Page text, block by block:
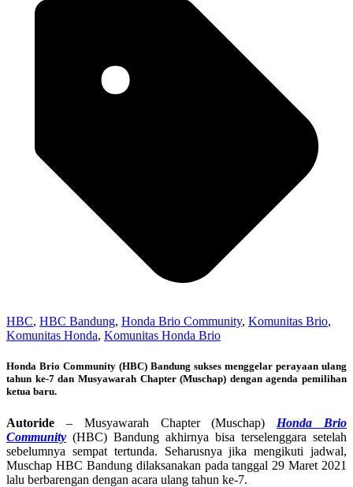
HBC, HBC Bandung, Honda Brio Community, Komunitas Brio,
Komunitas Honda, Komunitas Honda Brio
Honda Brio Community (HBC) Bandung sukses menggelar perayaan ulang
tahun ke-7 dan Musyawarah Chapter (Muschap) dengan agenda pemilihan
ketua baru.
Autoride – Musyawarah Chapter (Muschap) Honda Brio
Community (HBC) Bandung akhirnya bisa terselenggara setelah
sebelumnya sempat tertunda. Seharusnya jika mengikuti jadwal,
Muschap HBC Bandung dilaksanakan pada tanggal 29 Maret 2021
lalu berbarengan dengan acara ulang tahun ke-7.